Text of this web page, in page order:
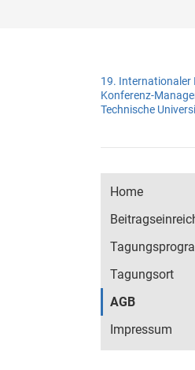
19. Internationaler
Konferenz-
Technische
Home
Tagungsort
AGB
Impressum